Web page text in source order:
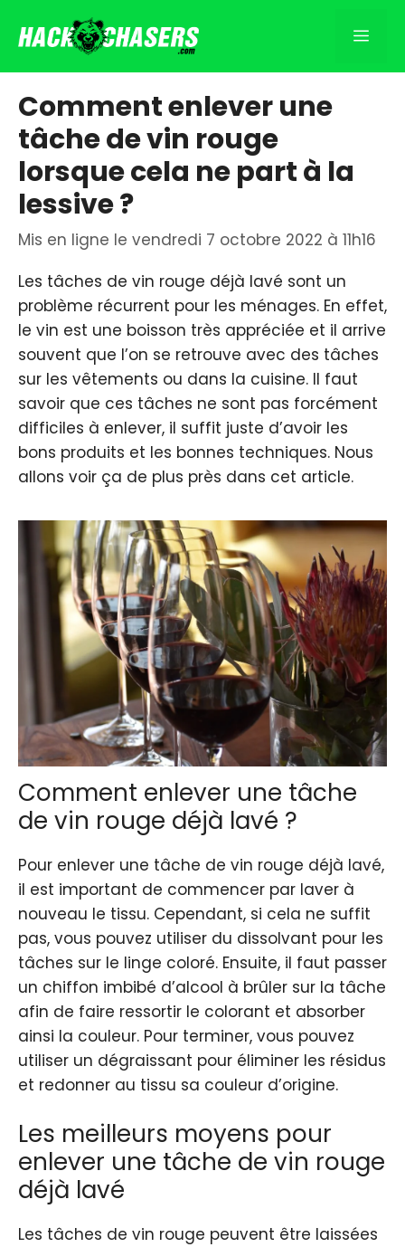
au
Comment enlever une
tâche de vin rouge
lorsque cela ne part à la
lessive ?
Mis en ligne le vendredi 7 octobre 2022 à 11h16
Les tâches de vin rouge déjà lavé sont un
problème récurrent pour les ménages. En effet,
le vin est une boisson très appréciée et il arrive
souvent que l’on se retrouve avec des tâches
sur les vêtements ou dans la cuisine. Il faut
savoir que ces tâches ne sont pas forcément
difficiles à enlever, il suffit juste d’avoir les
bons produits et les bonnes techniques. Nous
allons voir ça de plus près dans cet article.
Comment enlever une tâche
de vin rouge déjà lavé ?
Pour enlever une tâche de vin rouge déjà lavé,
il est important de commencer par laver à
nouveau le tissu. Cependant, si cela ne suffit
pas, vous pouvez utiliser du dissolvant pour les
tâches sur le linge coloré. Ensuite, il faut passer
un chiffon imbibé d’alcool à brûler sur la tâche
afin de faire ressortir le colorant et absorber
ainsi la couleur. Pour terminer, vous pouvez
utiliser un dégraissant pour éliminer les résidus
et redonner au tissu sa couleur d’origine.
Les meilleurs moyens pour
enlever une tâche de vin rouge
déjà lavé
Les tâches de vin rouge peuvent être laissées